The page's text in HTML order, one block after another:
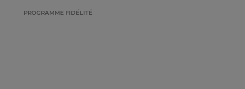
PROGRAMME FIDÉLITÉ